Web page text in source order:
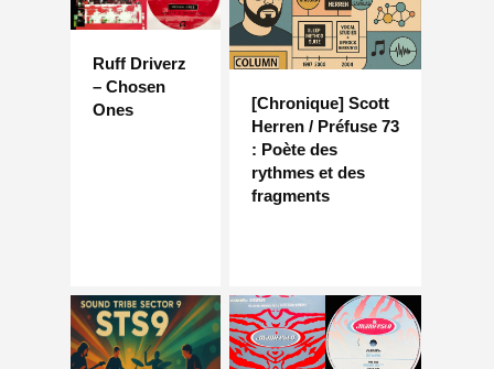
Ruff Driverz
– Chosen
Ones
[Chronique] Scott
Herren / Préfuse 73
: Poète des
rythmes et des
fragments